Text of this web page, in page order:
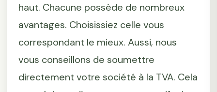
haut. Chacune possède de nombreux
avantages. Choisissiez celle vous
correspondant le mieux. Aussi, nous
vous conseillons de soumettre
directement votre société à la TVA. Cela